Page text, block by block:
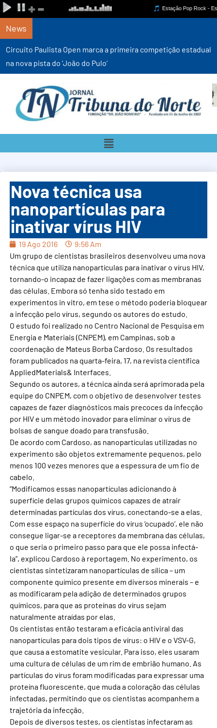
News
Circuito Paulista Open marca a primeira competição estadual
na nova pista do ‘João do Pulo’
Nova técnica usa
nanopartículas para
inativar vírus HIV
19 Ago 2016
9:56 Am
Um grupo de cientistas brasileiros desenvolveu uma nova
técnica que utiliza nanopartículas para inativar o vírus HIV,
tornando-o incapaz de fazer ligações com as membranas
das células. Embora só tenha sido testado em
experimentos in vitro, em tese o método poderia bloquear
a infecção pelo vírus, segundo os autores do estudo.
O estudo foi realizado no Centro Nacional de Pesquisa em
Energia e Materiais (CNPEM), em Campinas, sob a
coordenação de Mateus Borba Cardoso. Os resultados
foram publicados na quarta-feira, 17, na revista científica
AppliedMaterials& Interfaces.
Segundo os autores, a técnica ainda será aprimorada pela
equipe do CNPEM, com o objetivo de desenvolver testes
capazes de fazer diagnósticos mais precoces da infecção
por HIV e um método inovador para eliminar o vírus de
bolsas de sangue doado para transfusão.
De acordo com Cardoso, as nanopartículas utilizadas no
experimento são objetos extremamente pequenos, pelo
menos 100 vezes menores que a espessura de um fio de
cabelo.
“Modificamos essas nanopartículas adicionando à
superfície delas grupos químicos capazes de atrair
determinadas partículas dos vírus, conectando-se a elas.
Com esse espaço na superfície do vírus ‘ocupado’, ele não
consegue ligar-se a receptores da membrana das células,
o que seria o primeiro passo para que ele possa infectá-
la”, explicou Cardoso à reportagem. No experimento, os
cientistas sintetizaram nanopartículas de sílica – um
componente químico presente em diversos minerais – e
as modificaram pela adição de determinados grupos
químicos, para que as proteínas do vírus sejam
naturalmente atraídas por elas.
Os cientistas então testaram a eficácia antiviral das
nanopartículas para dois tipos de vírus: o HIV e o VSV-G,
que causa a estomatite vesicular. Para isso, eles usaram
uma cultura de células de um rim de embrião humano. As
partículas do vírus foram modificadas para expressar uma
proteína fluorescente, que muda a coloração das células
infectadas, permitindo que os cientistas acompanhem a
trajetória da infecção.
Depois de diversos testes, os cientistas infectaram as